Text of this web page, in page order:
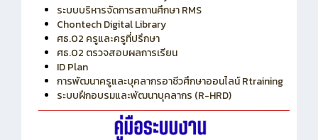
ระบบบริหารจัดการสถานศึกษา RMS
Chontech Digital Library
ศธ.02 ครูและครูที่ปรึกษา
ศธ.02 ตรวจสอบผลการเรียน
ID Plan
การพัฒนาครูและบุคลากรอาชีวศึกษาออนไลน์ Rtraining
ระบบฝึกอบรมและพัฒนาบุคลากร (R-HRD)